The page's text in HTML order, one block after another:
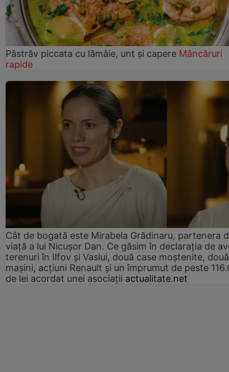
Păstrăv piccata cu lămâie, unt și capere Mâncăruri
rapide
Cât de bogată este Mirabela Grădinaru, partenera
viață a lui Nicușor Dan. Ce găsim în declarația de
terenuri în Ilfov și Vaslui, două case moștenite, două
mașini, acțiuni Renault și un împrumut de peste
de lei acordat unei asociații actualitate.net